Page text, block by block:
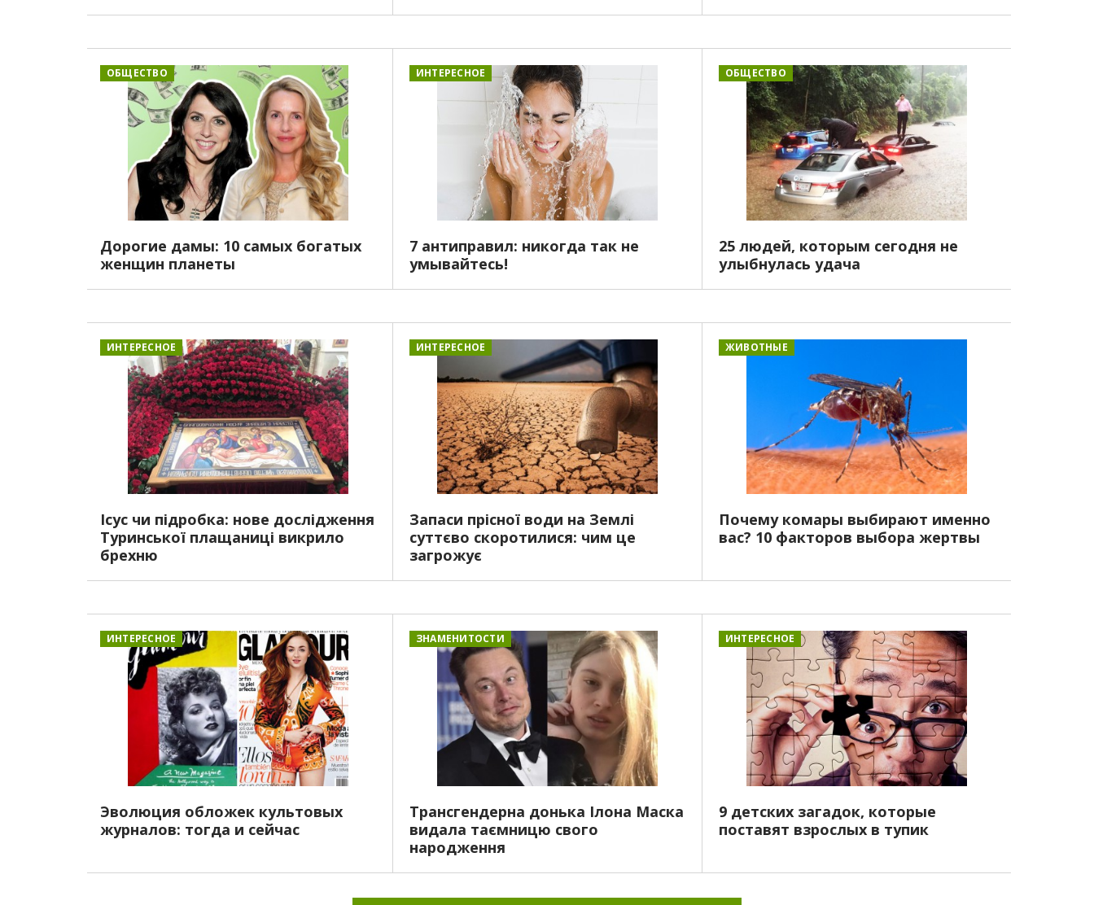
ОБЩЕСТВО
Дорогие дамы: 10 самых богатых
женщин планеты
ИНТЕРЕСНОЕ
7 антиправил: никогда так не
умывайтесь!
ОБЩЕСТВО
25 людей, которым сегодня не
улыбнулась удача
ИНТЕРЕСНОЕ
Ісус чи підробка: нове дослідження
Туринської плащаниці викрило
брехню
ИНТЕРЕСНОЕ
Запаси прісної води на Землі
суттєво скоротилися: чим це
загрожує
ЖИВОТНЫЕ
Почему комары выбирают именно
вас? 10 факторов выбора жертвы
ИНТЕРЕСНОЕ
Эволюция обложек культовых
журналов: тогда и сейчас
ЗНАМЕНИТОСТИ
Трансгендерна донька Ілона Маска
видала таємницю свого
народження
ИНТЕРЕСНОЕ
9 детских загадок, которые
поставят взрослых в тупик